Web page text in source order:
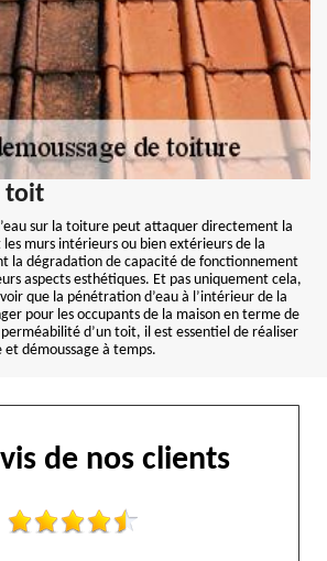
toit
sur la toiture peut attaquer directement la
murs intérieurs ou bien extérieurs de la
la dégradation de capacité de fonctionnement
aspects esthétiques. Et pas uniquement cela,
que la pénétration d’eau à l’intérieur de la
pour les occupants de la maison en terme de
d’un toit, il est essentiel de réaliser
démoussage à temps.
de nos clients